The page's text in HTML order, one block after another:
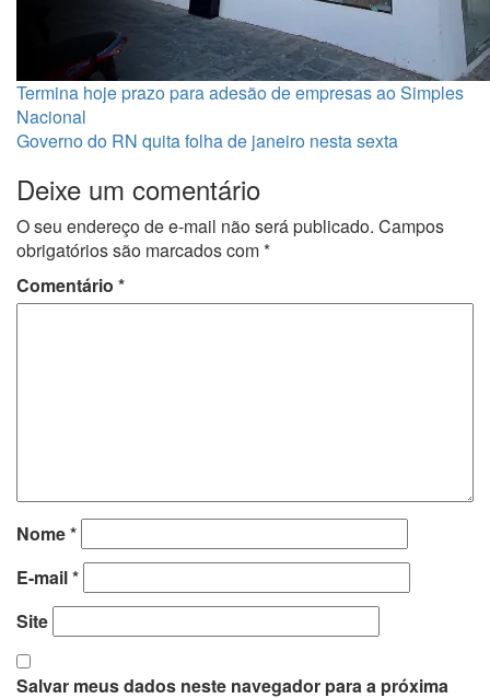
Termina hoje prazo para adesão de empresas ao Simples
Nacional
Governo do RN quita folha de janeiro nesta sexta
Deixe um comentário
O seu endereço de e-mail não será publicado. Campos
obrigatórios são marcados com*
Comentário *
Nome*
E-mail*
Site
Salvar meus dados neste navegador para a próxima